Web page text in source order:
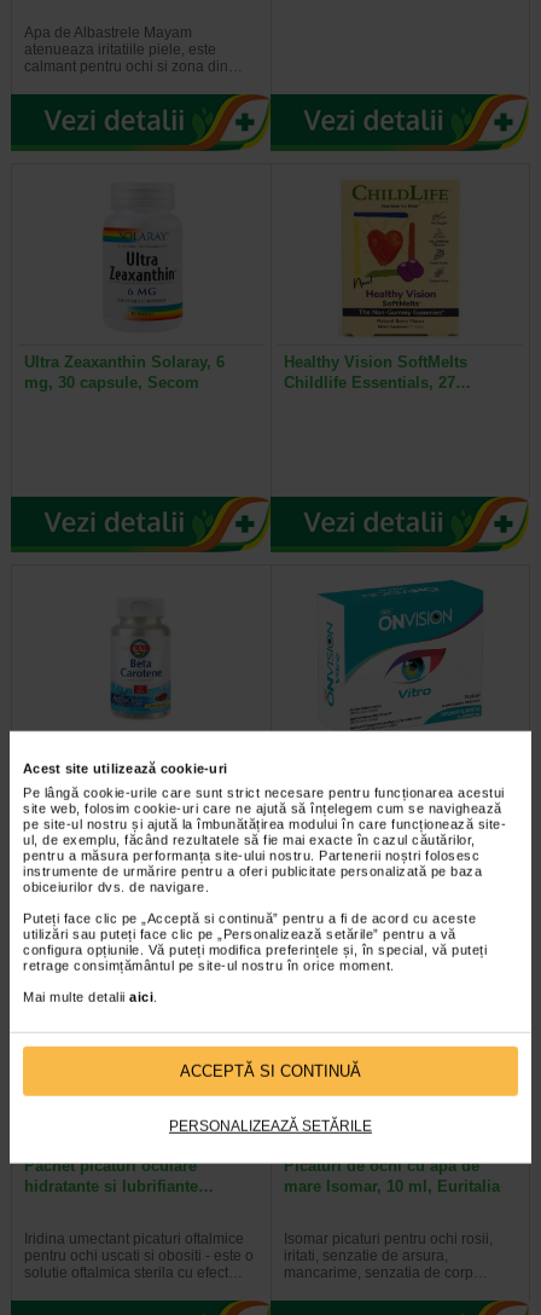
Acest site utilizează cookie-uri
Pe lângă cookie-urile care sunt strict necesare pentru funcționarea acestui
site web, folosim cookie-uri care ne ajută să înțelegem cum se navighează
pe site-ul nostru și ajută la îmbunătățirea modului în care funcționează site-
ul, de exemplu, făcând rezultatele să fie mai exacte în cazul căutărilor,
pentru a măsura performanța site-ului nostru. Partenerii noștri folosesc
instrumente de urmărire pentru a oferi publicitate personalizată pe baza
obiceiurilor dvs. de navigare.
Puteți face clic pe „Acceptă si continuă” pentru a fi de acord cu aceste
utilizări sau puteți face clic pe „Personalizează setările” pentru a vă
configura opțiunile. Vă puteți modifica preferințele și, în special, vă puteți
retrage consimțământul pe site-ul nostru în orice moment.
Mai multe detalii aici.
ACCEPTĂ SI CONTINUĂ
PERSONALIZEAZĂ SETĂRILE
Apa de Albastrele Mayam
atenueaza iritatiile piele, este
calmant pentru ochi si zona din…
Ultra Zeaxanthin Solaray, 6
mg, 30 capsule, Secom
Healthy Vision SoftMelts
Childlife Essentials, 27…
Beta Carotene 25000 UI, 50
capsule, Secom
Capsulele Secom Beta Carotene
25000 UI contin vitamina A, cu rol
in mentinerea sanatatii ochilor…
Wave Pharma
Mentine sanatatea ochilor
Caracteristicile ingredientelor din
produsul SWP Onvision Vitro:…
Pachet picaturi oculare
hidratante si lubrifiante…
Iridina umectant picaturi oftalmice
pentru ochi uscati si obositi - este o
solutie oftalmica sterila cu efect…
Picaturi de ochi cu apa de
mare Isomar, 10 ml, Euritalia
Isomar picaturi pentru ochi rosii,
iritati, senzatie de arsura,
mancarime, senzatia de corp…